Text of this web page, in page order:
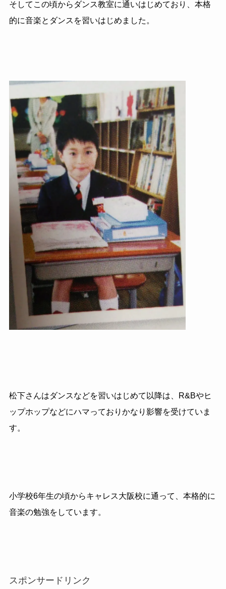
そしてこの頃からダンス教室に通いはじめており、本格
的に音楽とダンスを習いはじめました。
松下さんはダンスなどを習いはじめて以降は、R&Bやヒ
ップホップなどにハマっておりかなり影響を受けていま
す。
小学校6年生の頃からキャレス大阪校に通って、本格的に
音楽の勉強をしています。
スポンサードリンク